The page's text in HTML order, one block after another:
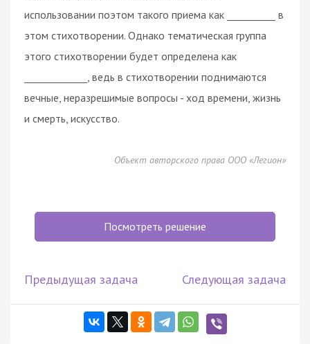
использовании поэтом такого приема как __________ в
этом стихотворении. Однако тематическая группа
этого стихотворении будет определена как
_____________, ведь в стихотворении поднимаются
вечные, неразрешимые вопросы - ход времени, жизнь
и смерть, искусство.
Объект авторского права ООО «Легион»
Посмотреть решение
Предыдущая задача Следующая задача